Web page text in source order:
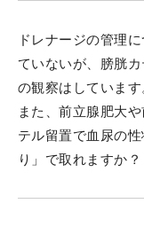
ドレナージの管理
ていないが、膀胱
の観察はしていま
また、前立腺肥大
テル留置で血尿の
り」で取れますか